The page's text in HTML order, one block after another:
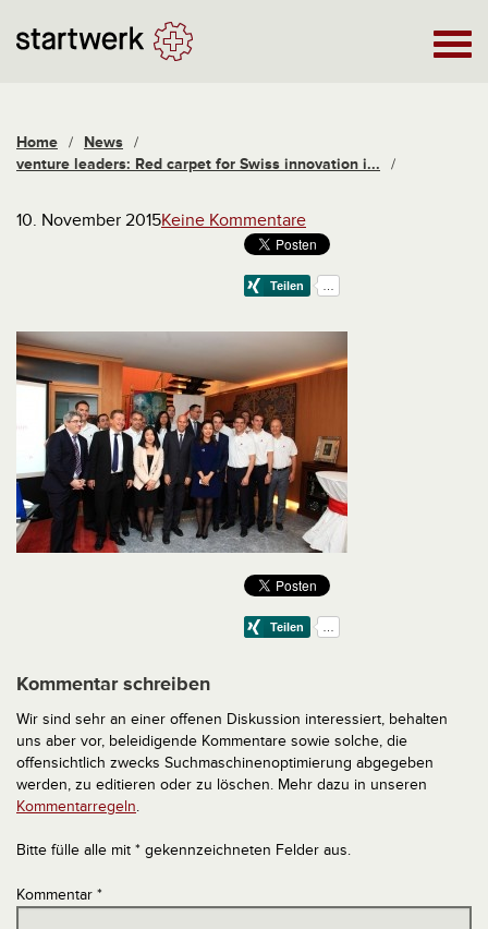
Home / News /
venture leaders: Red carpet for Swiss innovation i...
/
10. November 2015Keine Kommentare
Kommentar schreiben
Wir sind sehr an einer offenen Diskussion interessiert, behalten
uns aber vor, beleidigende Kommentare sowie solche, die
offensichtlich zwecks Suchmaschinenoptimierung abgegeben
werden, zu editieren oder zu löschen. Mehr dazu in unseren
Kommentarregeln.
Bitte fülle alle mit * gekennzeichneten Felder aus.
Kommentar *